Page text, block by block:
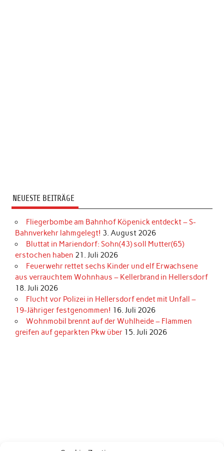
NEUESTE BEITRÄGE
Fliegerbombe am Bahnhof Köpenick entdeckt – S-
Bahnverkehr lahmgelegt! 3. August 2026
Bluttat in Mariendorf: Sohn(43) soll Mutter(65)
erstochen haben 21. Juli 2026
Feuerwehr rettet sechs Kinder und elf Erwachsene
aus verrauchtem Wohnhaus – Kellerbrand in Hellersdorf
18. Juli 2026
Flucht vor Polizei in Hellersdorf endet mit Unfall –
19-Jähriger festgenommen! 16. Juli 2026
Wohnmobil brennt auf der Wuhlheide – Flammen
greifen auf geparkten Pkw über 15. Juli 2026